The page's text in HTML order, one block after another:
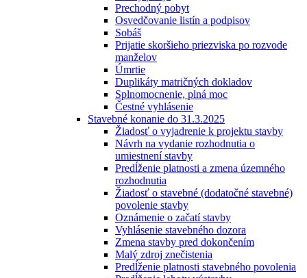
Prechodný pobyt
Osvedčovanie listín a podpisov
Sobáš
Prijatie skoršieho priezviska po rozvode
manželov
Úmrtie
Duplikáty matričných dokladov
Splnomocnenie, plná moc
Čestné vyhlásenie
Stavebné konanie do 31.3.2025
Žiadosť o vyjadrenie k projektu stavby
Návrh na vydanie rozhodnutia o
umiestnení stavby
Predĺženie platnosti a zmena územného
rozhodnutia
Žiadosť o stavebné (dodatočné stavebné)
povolenie stavby
Oznámenie o začatí stavby
Vyhlásenie stavebného dozora
Zmena stavby pred dokončením
Malý zdroj znečistenia
Predĺženie platnosti stavebného povolenia